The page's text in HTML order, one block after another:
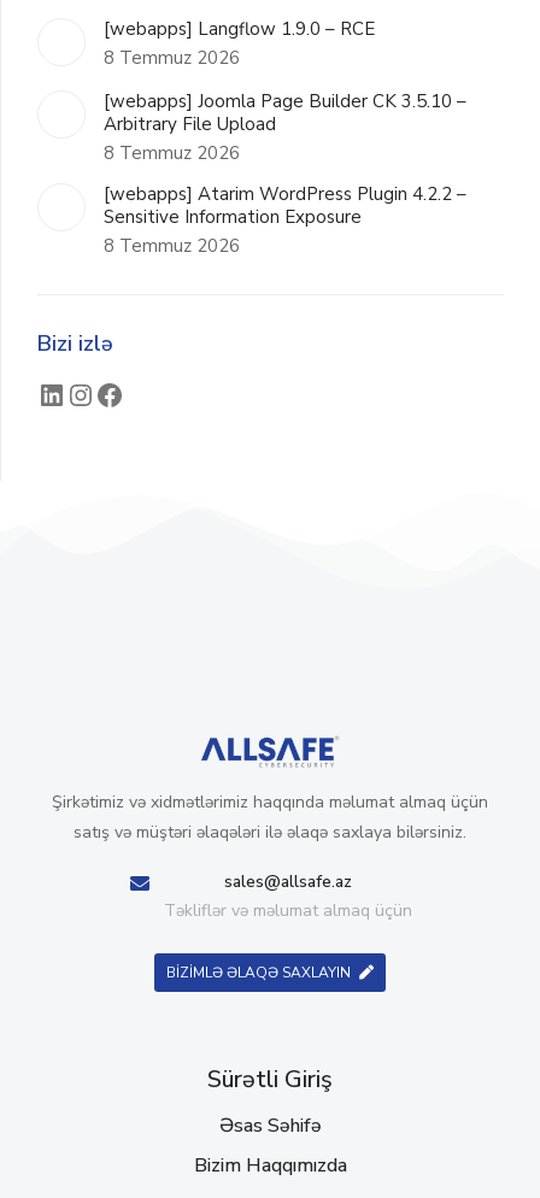
[webapps] Langflow 1.9.0 – RCE
8 Temmuz 2026
[webapps] Joomla Page Builder CK 3.5.10 –
Arbitrary File Upload
8 Temmuz 2026
[webapps] Atarim WordPress Plugin 4.2.2 –
Sensitive Information Exposure
8 Temmuz 2026
Bizi izlə
Şirkətimiz və xidmətlərimiz haqqında məlumat almaq üçün
satış və müştəri əlaqələri ilə əlaqə saxlaya bilərsiniz.
sales@allsafe.az
Təkliflər və məlumat almaq üçün
BİZİMLƏ ƏLAQƏ SAXLAYIN
Sürətli Giriş
Əsas Səhifə
Bizim Haqqımızda